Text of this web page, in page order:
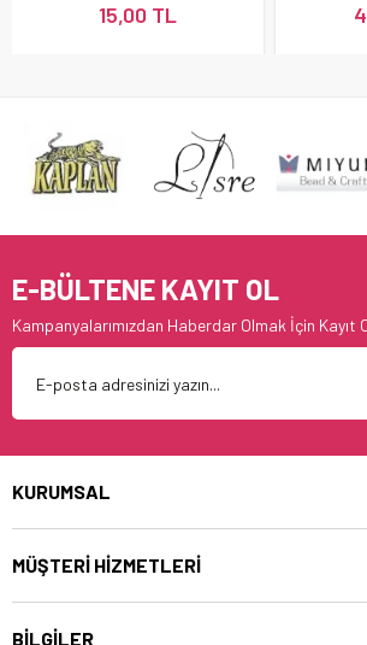
15,00 TL
E-BÜLTENE KAYIT OL
Kampanyalarımızdan Haberdar Olmak İçin Kayıt
KURUMSAL
MÜŞTERİ HİZMETLERİ
BİLGİLER